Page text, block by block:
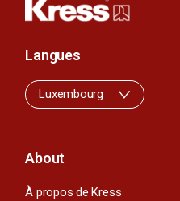
About
À propos de Kress
Langues
Luxembourg